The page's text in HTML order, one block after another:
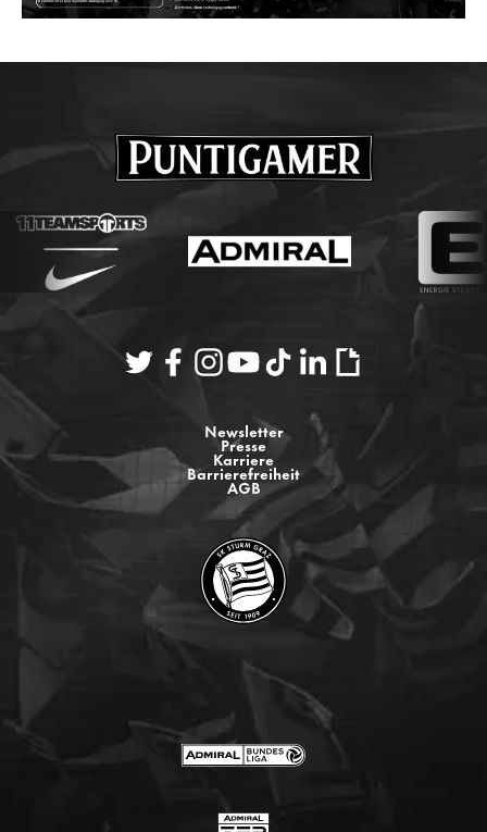
Newsletter
Presse
Karriere
Barrierefreiheit
AGB